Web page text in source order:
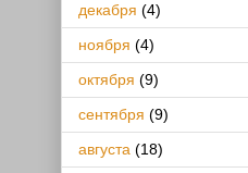
декабря (4)
ноября (4)
октября (9)
сентября (9)
августа (18)